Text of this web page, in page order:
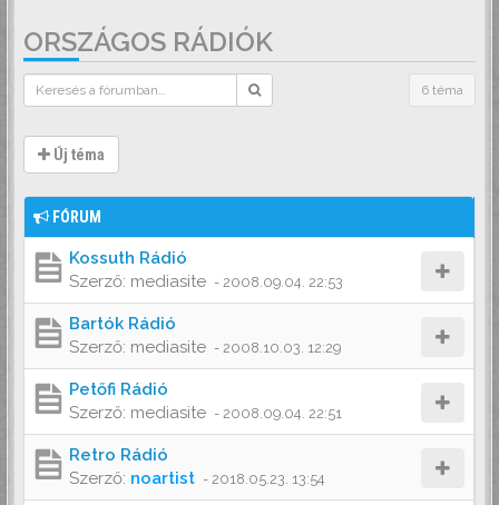
ORSZÁGOS RÁDIÓK
6 téma
Új téma
FÓRUM
Kossuth Rádió
Szerző: mediasite - 2008.09.04. 22:53
Bartók Rádió
Szerző: mediasite - 2008.10.03. 12:29
Petőfi Rádió
Szerző: mediasite - 2008.09.04. 22:51
Retro Rádió
Szerző: noartist - 2018.05.23. 13:54